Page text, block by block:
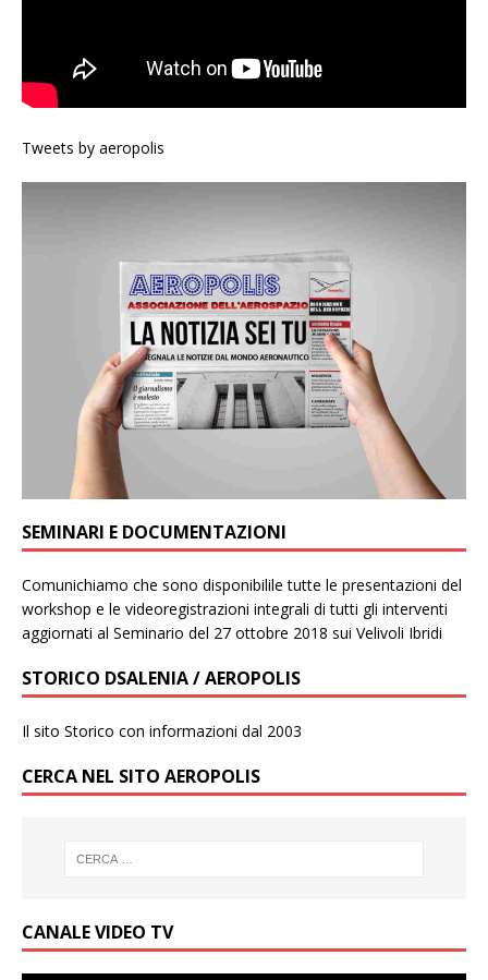
Tweets by aeropolis
SEMINARI E DOCUMENTAZIONI
Comunichiamo che sono disponibilile tutte le presentazioni del
workshop e le videoregistrazioni integrali di tutti gli interventi
aggiornati al Seminario del 27 ottobre 2018 sui Velivoli Ibridi
STORICO DSALENIA / AEROPOLIS
Il sito Storico con informazioni dal 2003
CERCA NEL SITO AEROPOLIS
CANALE VIDEO TV